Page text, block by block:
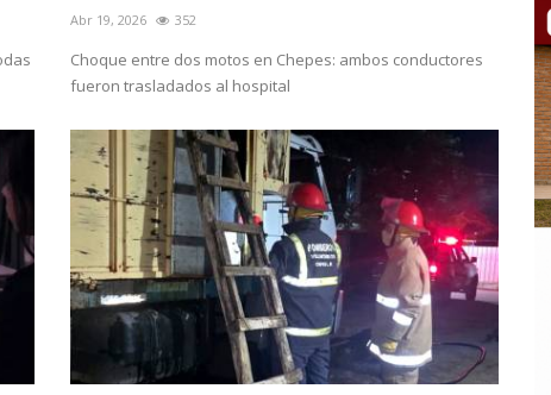
Abr 19, 2026 352
Choque entre dos motos en Chepes: ambos conductores
fueron trasladados al hospital